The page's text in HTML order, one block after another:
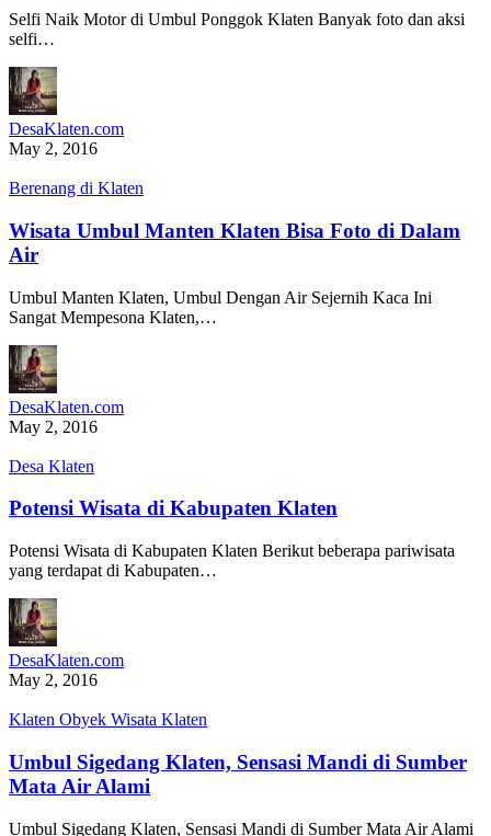
Selfi Naik Motor di Umbul Ponggok Klaten Banyak foto dan aksi
selfi…
DesaKlaten.com
May 2, 2016
Berenang di Klaten
Wisata Umbul Manten Klaten Bisa Foto di Dalam
Air
Umbul Manten Klaten, Umbul Dengan Air Sejernih Kaca Ini
Sangat Mempesona Klaten,…
DesaKlaten.com
May 2, 2016
Desa Klaten
Potensi Wisata di Kabupaten Klaten
Potensi Wisata di Kabupaten Klaten Berikut beberapa pariwisata
yang terdapat di Kabupaten…
DesaKlaten.com
May 2, 2016
Klaten Obyek Wisata Klaten
Umbul Sigedang Klaten, Sensasi Mandi di Sumber
Mata Air Alami
Umbul Sigedang Klaten, Sensasi Mandi di Sumber Mata Air Alami